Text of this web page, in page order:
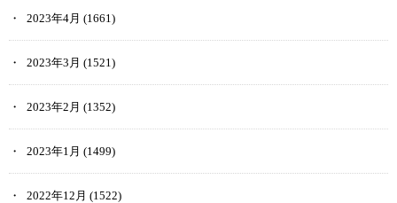
2023年4月 (1661)
2023年3月 (1521)
2023年2月 (1352)
2023年1月 (1499)
2022年12月 (1522)